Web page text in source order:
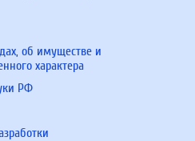
об имуществе и
характера
РФ